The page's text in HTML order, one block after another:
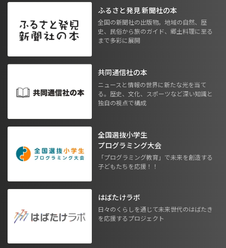
ふるさと発見 新聞社の本
全国の新聞社の出版物。地域の自然、歴
史、民俗から旅のガイド、郷土料理に至る
まで多彩に展開
共同通信社の本
ニュースと情報の世界に新たな光を当て
る。歴史、文化、スポーツなど深い知識と
独自の視点で構成
全国選抜小学生
プログラミング大会
「プログラミング教育」で未来を創造する
子どもたちを応援！！
はばたけラボ
日々のくらしを通じて未来世代のはばたき
を応援するプロジェクト